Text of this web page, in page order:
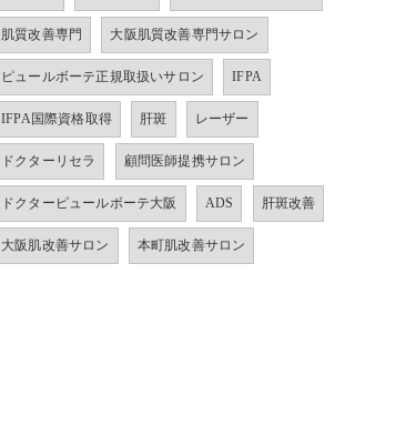
肌質改善専門 大阪肌質改善専門サロン
ピュールボーテ正規取扱いサロン IFPA
IFPA国際資格取得 肝斑 レーザー
ドクターリセラ 顧問医師提携サロン
ドクターピュールボーテ大阪 ADS 肝斑改善
大阪肌改善サロン 本町肌改善サロン